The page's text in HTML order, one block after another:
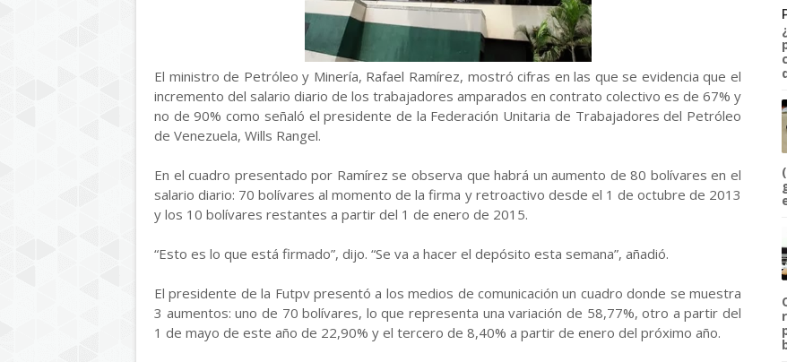
El ministro de Petróleo y Minería, Rafael Ramírez, mostró cifras en las que se evidencia que el
incremento del salario diario de los trabajadores amparados en contrato colectivo es de 67% y
no de 90% como señaló el presidente de la Federación Unitaria de Trabajadores del Petróleo
de Venezuela, Wills Rangel.
En el cuadro presentado por Ramírez se observa que habrá un aumento de 80 bolívares en el
salario diario: 70 bolívares al momento de la firma y retroactivo desde el 1 de octubre de 2013
y los 10 bolívares restantes a partir del 1 de enero de 2015.
“Esto es lo que está firmado”, dijo. “Se va a hacer el depósito esta semana”, añadió.
El presidente de la Futpv presentó a los medios de comunicación un cuadro donde se muestra
3 aumentos: uno de 70 bolívares, lo que representa una variación de 58,77%, otro a partir del
1 de mayo de este año de 22,90% y el tercero de 8,40% a partir de enero del próximo año.